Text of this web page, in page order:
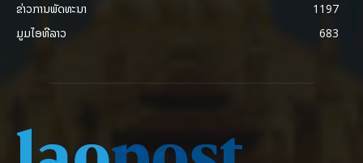
ຂ່າວການພັດທະນາ
1197
ມູມໄອທີລາວ
683